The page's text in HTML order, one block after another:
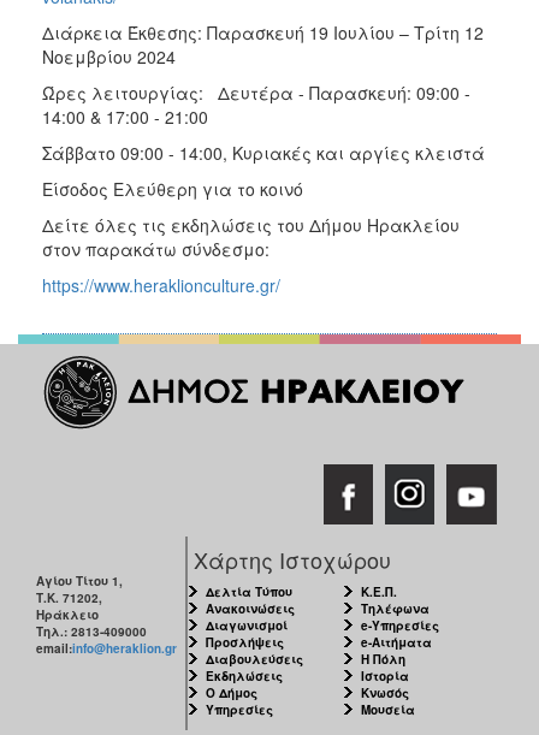
Διάρκεια Έκθεσης: Παρασκευή 19 Ιουλίου – Τρίτη 12
Νοεμβρίου 2024
Ώρες λειτουργίας: Δευτέρα - Παρασκευή: 09:00 -
14:00 & 17:00 - 21:00
Σάββατο 09:00 - 14:00, Κυριακές και αργίες κλειστά
Είσοδος Ελεύθερη για το κοινό
Δείτε όλες τις εκδηλώσεις του Δήμου Ηρακλείου
στον παρακάτω σύνδεσμο:
https://www.heraklionculture.gr/
Αγίου Τίτου 1,
Τ.Κ. 71202,
Ηράκλειο
Τηλ.: 2813-409000
email:info@heraklion.gr
Χάρτης Ιστοχώρου
Δελτία Τύπου
Ανακοινώσεις
Διαγωνισμοί
Προσλήψεις
Διαβουλεύσεις
Εκδηλώσεις
Ο Δήμος
Υπηρεσίες
Κ.Ε.Π.
Τηλέφωνα
e-Υπηρεσίες
e-Αιτήματα
Η Πόλη
Ιστορία
Κνωσός
Μουσεία